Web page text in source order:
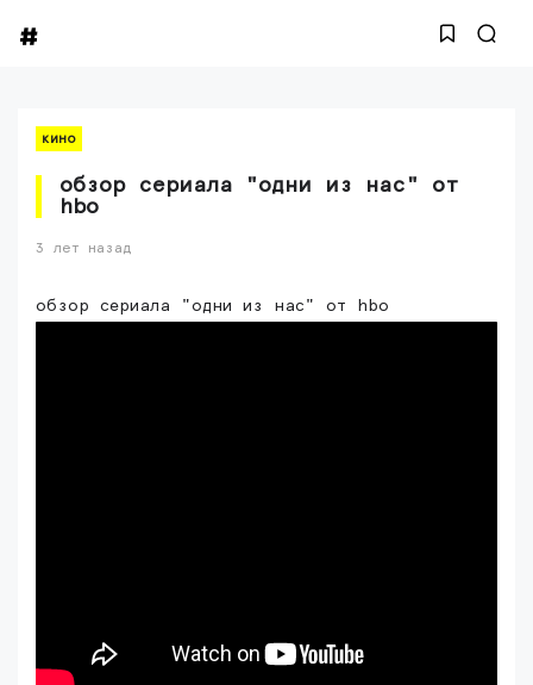
кино
обзор сериала "одни из нас" от
hbo
3 лет назад
обзор сериала "одни из нас" от hbo